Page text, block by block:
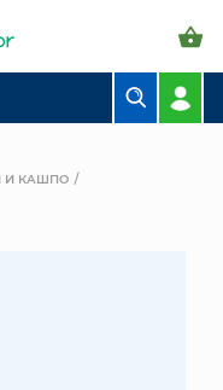
И КАШПО